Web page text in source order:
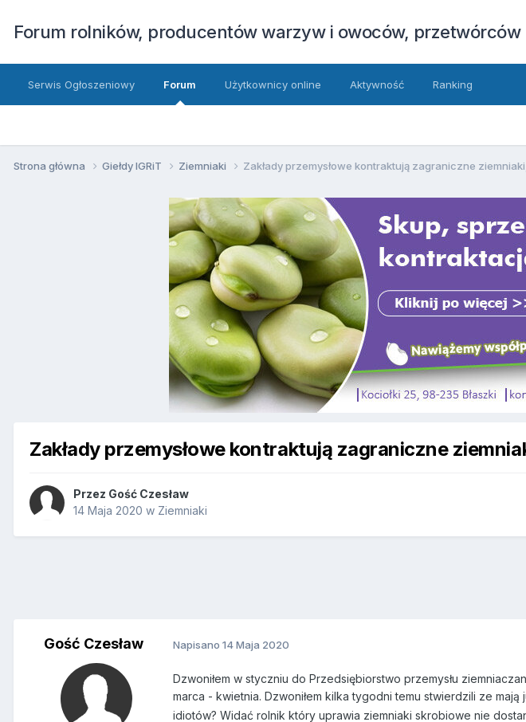
Forum rolników, producentów warzyw i owoców, przetwórców
Serwis Ogłoszeniowy Forum Użytkownicy online Aktywność Ranking
Strona główna Giełdy IGRiT Ziemniaki Zakłady przemysłowe kontraktują zagraniczne
Zakłady przemysłowe kontraktują zagraniczne
Przez Gość Czesław
14 Maja 2020 w Ziemniaki
Gość Czesław Napisano 14 Maja 2020
Dzwoniłem w styczniu do Przedsiębiorstwo przemysłu
marca - kwietnia. Dzwoniłem kilka tygodni temu stwierdzili ze
idiotów? Widać rolnik który uprawia ziemniaki skrobiowe nie